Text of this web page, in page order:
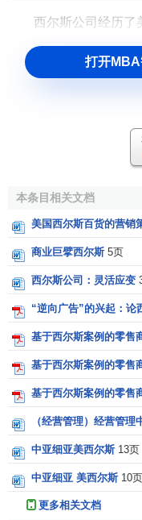
西尔斯公司经历了美
的企业之一，西尔斯
目的贡献，但它对美
"百货王"历经百年不
规，而是随着形势变
要开拓这个市场，非
先是组织生产和提供
格，供应稳定，产品
付货，建立良好的商业
西尔斯公司的创始人
代理商。因为几次被顾
意，他在无可奈何中
对美国农村市场的特
套行之有效的新型销
积压欠债而遭扣压的商
的零打碎敲的买卖，使
业方面动脑筋，对于印
道，建设邮购专用工
件所限，加之他本人缺
自己的名字创建了西
打开
本条目相关文档
美国西尔斯百货的营销
商业巨擘西尔斯 5页
西尔斯公司：灵活应变
“逆向广告”的兴起：论
基于西尔斯案例的零售
基于西尔斯案例的零售
基于西尔斯案例的零售
（经营管理）经营管理
中亚细亚美西尔斯 13页
中亚细亚 美西尔斯 10页
更多相关文档